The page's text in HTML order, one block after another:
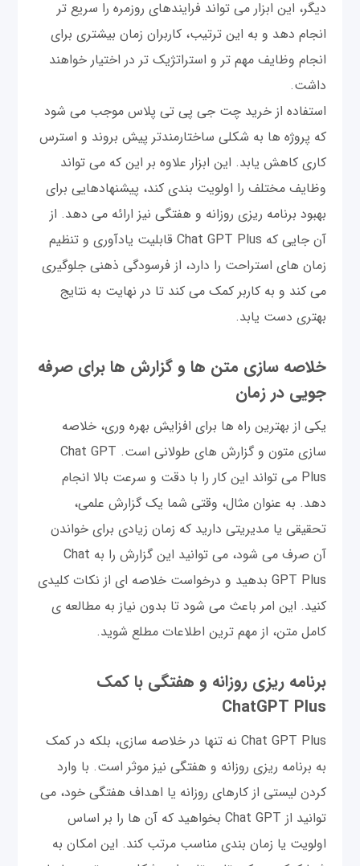
دیگر، این ابزار می تواند فرایندهای روزمره را سریع تر
انجام دهد و به این ترتیب، کاربران زمان بیشتری برای
انجام وظایف مهم تر و استراتژیک تر در اختیار خواهند
داشت.
استفاده از خرید چت جی پی تی پلاس موجب می شود
که پروژه ها به شکلی ساختارمندتر پیش بروند و استرس
کاری کاهش یابد. این ابزار علاوه بر این که می تواند
وظایف مختلف را اولویت بندی کند، پیشنهادهایی برای
بهبود برنامه ریزی روزانه و هفتگی نیز ارائه می دهد. از
آن جایی که Chat GPT Plus قابلیت یادآوری و تنظیم
زمان های استراحت را دارد، از فرسودگی ذهنی جلوگیری
می کند و به کاربر کمک می کند تا در نهایت به نتایج
بهتری دست یابد.
خلاصه سازی متن ها و گزارش ها برای صرفه
جویی در زمان
یکی از بهترین راه ها برای افزایش بهره وری، خلاصه
سازی متون و گزارش های طولانی است. Chat GPT
Plus می تواند این کار را با دقت و سرعت بالا انجام
دهد. به عنوان مثال، وقتی شما یک گزارش علمی،
تحقیقی یا مدیریتی دارید که زمان زیادی برای خواندن
آن صرف می شود، می توانید این گزارش را به Chat
GPT Plus بدهید و درخواست خلاصه ای از نکات کلیدی
کنید. این امر باعث می شود تا بدون نیاز به مطالعه ی
کامل متن، از مهم ترین اطلاعات مطلع شوید.
برنامه ریزی روزانه و هفتگی با کمک
ChatGPT Plus
Chat GPT Plus نه تنها در خلاصه سازی، بلکه در کمک
به برنامه ریزی روزانه و هفتگی نیز موثر است. با وارد
کردن لیستی از کارهای روزانه یا اهداف هفتگی خود، می
توانید از Chat GPT بخواهید که آن ها را بر اساس
اولویت یا زمان بندی مناسب مرتب کند. این امکان به